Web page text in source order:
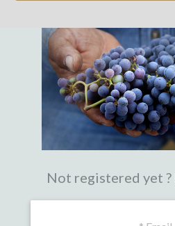
Not registered yet ?